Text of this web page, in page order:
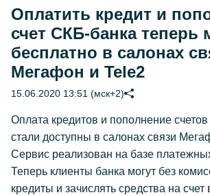
Оплатить кредит и
счет СКБ-банка теперь
бесплатно в салонах
Мегафон и Tele2
15.06.2020 13:51 (мск+2)
Оплата кредитов и пополнение
стали доступны в салонах связи
Сервис реализован на базе
Теперь клиенты банка могут без
кредиты и зачислять средства на счет